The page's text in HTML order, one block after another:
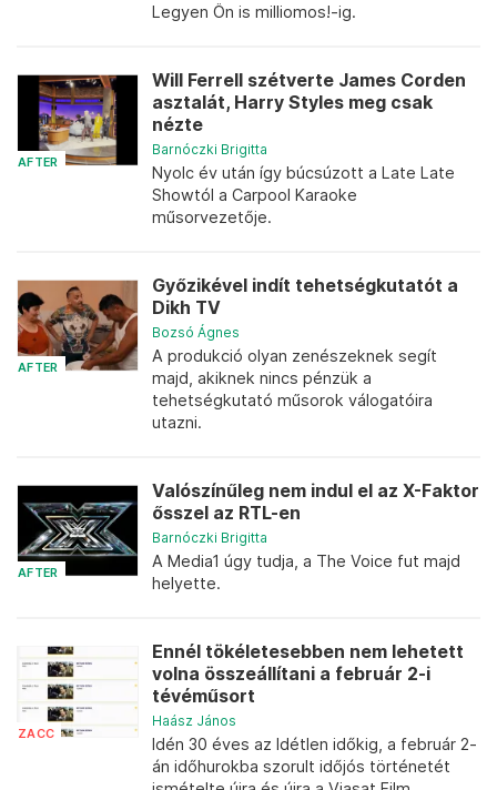
Legyen Ön is milliomos!-ig.
AFTER
Will Ferrell szétverte James Corden
asztalát, Harry Styles meg csak
nézte
Barnóczki Brigitta
Nyolc év után így búcsúzott a Late Late
Showtól a Carpool Karaoke
műsorvezetője.
AFTER
Győzikével indít tehetségkutatót a
Dikh TV
Bozsó Ágnes
A produkció olyan zenészeknek segít
majd, akiknek nincs pénzük a
tehetségkutató műsorok válogatóira
utazni.
AFTER
Valószínűleg nem indul el az X-Faktor
ősszel az RTL-en
Barnóczki Brigitta
A Media1 úgy tudja, a The Voice fut majd
helyette.
ZACC
Ennél tökéletesebben nem lehetett
volna összeállítani a február 2-i
tévéműsort
Haász János
Idén 30 éves az Idétlen időkig, a február 2-
án időhurokba szorult időjós történetét